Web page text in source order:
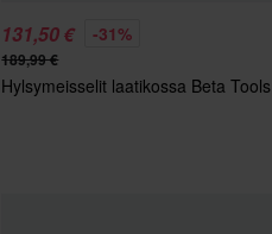
131,50 € -31%
189,99 €
Hylsymeisselit laatikossa Beta Tools